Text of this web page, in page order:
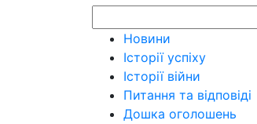
Новини
Історії успіху
Історії війни
Питання та відповіді
Дошка оголошень